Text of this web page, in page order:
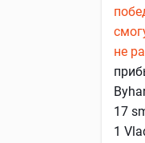
не
17
1